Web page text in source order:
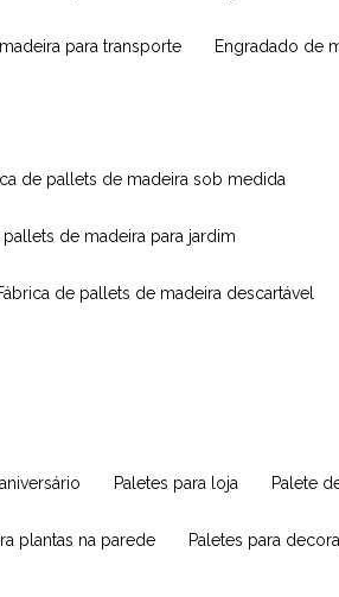
para transporte engradado de
de pallets de madeira sob medida
pallets de madeira para jardim
fábrica de pallets de madeira descartável
paletes para loja palete
plantas na parede paletes para